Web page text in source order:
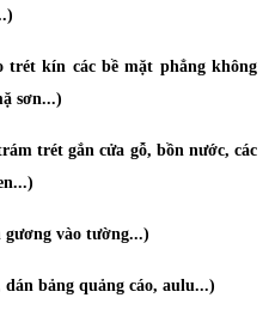
trét kín các bề mặt phẳng không
sơn...)
trét gắn cửa gỗ, bồn nước, các
gương vào tường...)
dán bảng quảng cáo, aulu...)